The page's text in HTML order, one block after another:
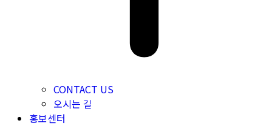
CONTACT US
오시는 길
홍보센터